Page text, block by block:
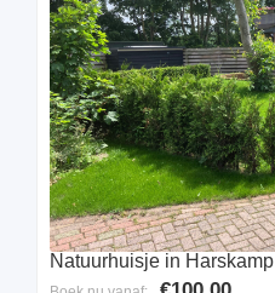
Natuurhuisje in Harskamp